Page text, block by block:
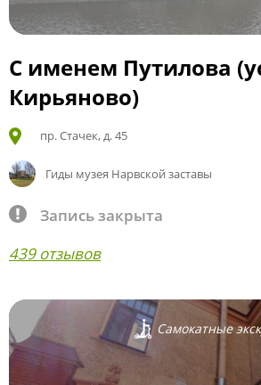
С именем Путилова
Кирьяново)
пр. Стачек, д. 45
Гиды музея Нарвской заставы
Запись закрыта
439 отзывов
Самокатные